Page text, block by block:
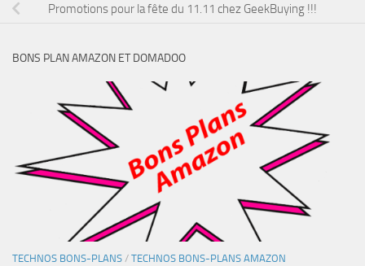
Promotions pour la fête du 11.11 chez GeekBuying !!!
BONS PLAN AMAZON ET DOMADOO
TECHNOS BONS-PLANS / TECHNOS BONS-PLANS AMAZON